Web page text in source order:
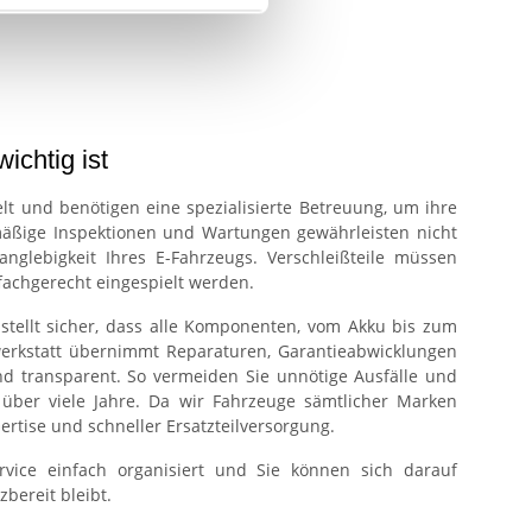
ist
und benötigen eine spezialisierte Betreuung, um ihre
Inspektionen und Wartungen gewährleisten nicht
Ihres E-Fahrzeugs. Verschleißteile müssen
eingespielt werden.
sicher, dass alle Komponenten, vom Akku bis zum
übernimmt Reparaturen, Garantieabwicklungen
transparent. So vermeiden Sie unnötige Ausfälle und
viele Jahre. Da wir Fahrzeuge sämtlicher Marken
und schneller Ersatzteilversorgung.
einfach organisiert und Sie können sich darauf
bleibt.